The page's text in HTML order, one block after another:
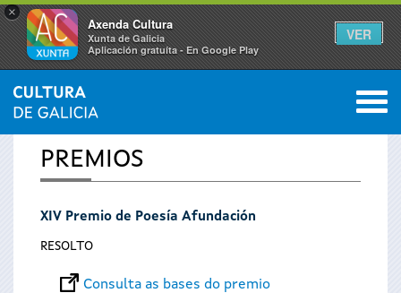
×
Axenda Cultura
Xunta de Galicia
Aplicación gratuíta - En Google Play
VER
Vostede
está
aquí
INICIO 0
PREMIOS
XIV Premio de Poesía Afundación
RESOLTO
Consulta as bases do premio